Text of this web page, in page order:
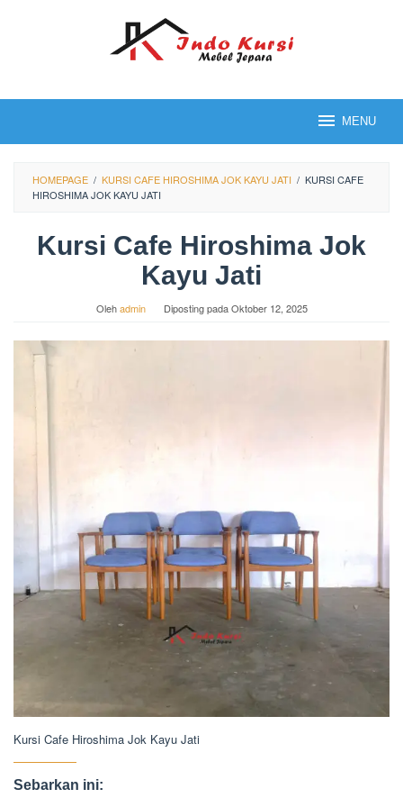
MENU
HOMEPAGE / KURSI CAFE HIROSHIMA JOK KAYU JATI / KURSI CAFE
HIROSHIMA JOK KAYU JATI
Kursi Cafe Hiroshima Jok
Kayu Jati
Olehadmin Diposting padaOktober 12, 2025
Kursi Cafe Hiroshima Jok Kayu Jati
Sebarkan ini: